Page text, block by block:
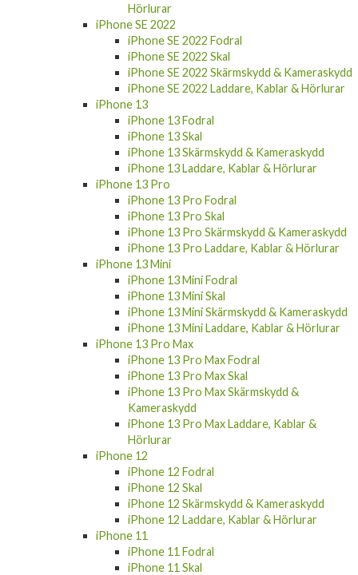
Hörlurar
iPhone SE 2022
iPhone SE 2022 Fodral
iPhone SE 2022 Skal
iPhone SE 2022 Skärmskydd & Kameraskydd
iPhone SE 2022 Laddare, Kablar & Hörlurar
iPhone 13
iPhone 13 Fodral
iPhone 13 Skal
iPhone 13 Skärmskydd & Kameraskydd
iPhone 13 Laddare, Kablar & Hörlurar
iPhone 13 Pro
iPhone 13 Pro Fodral
iPhone 13 Pro Skal
iPhone 13 Pro Skärmskydd & Kameraskydd
iPhone 13 Pro Laddare, Kablar & Hörlurar
iPhone 13 Mini
iPhone 13 Mini Fodral
iPhone 13 Mini Skal
iPhone 13 Mini Skärmskydd & Kameraskydd
iPhone 13 Mini Laddare, Kablar & Hörlurar
iPhone 13 Pro Max
iPhone 13 Pro Max Fodral
iPhone 13 Pro Max Skal
iPhone 13 Pro Max Skärmskydd &
Kameraskydd
iPhone 13 Pro Max Laddare, Kablar &
Hörlurar
iPhone 12
iPhone 12 Fodral
iPhone 12 Skal
iPhone 12 Skärmskydd & Kameraskydd
iPhone 12 Laddare, Kablar & Hörlurar
iPhone 11
iPhone 11 Fodral
iPhone 11 Skal